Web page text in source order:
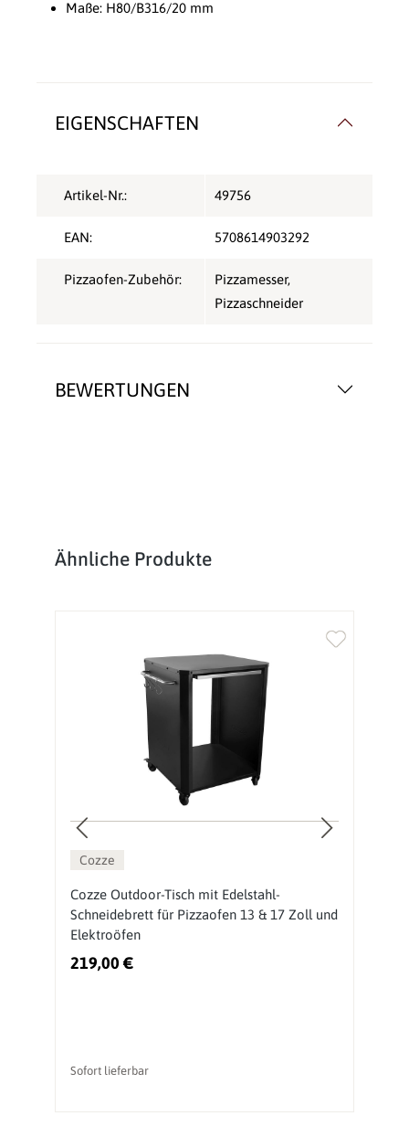
Maße: H80/B316/20 mm
BEWERTUNGEN
EIGENSCHAFTEN
Artikel-Nr.: 49756
EAN: 5708614903292
Pizzaofen-Zubehör: Pizzamesser,
Pizzaschneider
Produktgalerie überspringen
Ähnliche Produkte
Cozze
Cozze Outdoor-Tisch mit Edelstahl-
Schneidebrett für Pizzaofen 13 & 17 Zoll und
Elektroöfen
219,00 €
Sofort lieferbar